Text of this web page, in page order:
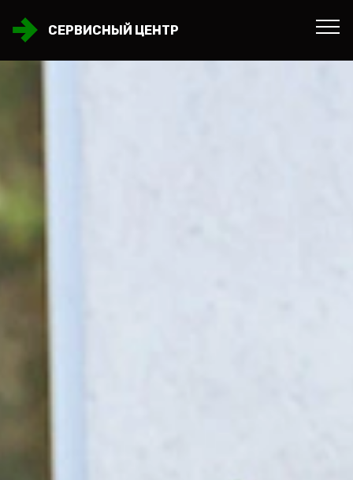
СЕРВИСНЫЙ ЦЕНТР